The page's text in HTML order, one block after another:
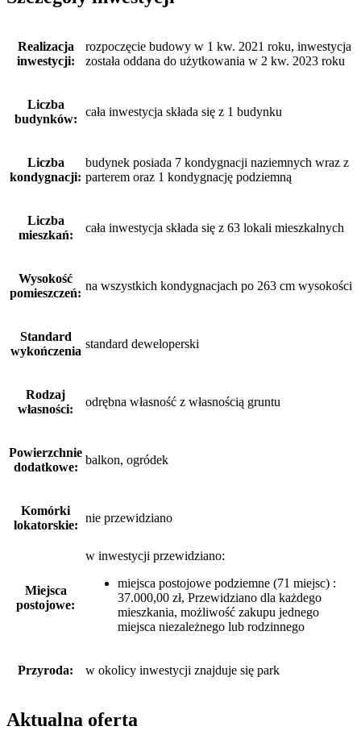
Realizacja
inwestycji:
rozpoczęcie budowy w 1 kw. 2021 roku, inwestycja
została oddana do użytkowania w 2 kw. 2023 roku
Liczba
budynków:
cała inwestycja składa się z 1 budynku
Liczba
kondygnacji:
budynek posiada 7 kondygnacji naziemnych wraz z
parterem oraz 1 kondygnację podziemną
Liczba
mieszkań:
cała inwestycja składa się z 63 lokali mieszkalnych
Wysokość
pomieszczeń:
na wszystkich kondygnacjach po 263 cm wysokości
Standard
wykończenia
standard deweloperski
Rodzaj
własności:
odrębna własność z własnością gruntu
Powierzchnie
dodatkowe:
balkon, ogródek
Komórki
lokatorskie:
nie przewidziano
Miejsca
postojowe:
w inwestycji przewidziano:
miejsca postojowe podziemne (71 miejsc) :
37.000,00 zł, Przewidziano dla każdego
mieszkania, możliwość zakupu jednego
miejsca niezależnego lub rodzinnego
Przyroda: w okolicy inwestycji znajduje się park
Aktualna oferta